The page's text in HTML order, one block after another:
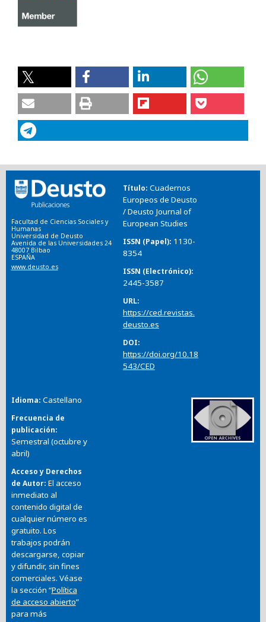
Facultad de Ciencias Sociales y
Humanas
Universidad de Deusto
Avenida de las Universidades 24
48007 Bilbao
ESPAÑA
www.deusto.es
Título Cuadernos
Europeos de Deusto
/ Deusto Journal of
European Studies
ISSN (Papel) 1130-
8354
ISSN (Electrónico)
2445-3587
URL
https://ced.revistas.
deusto.es
DOI
https://doi.org/10.18
543/CED
Idioma Castellano
Frecuencia de
publicación
Semestral (octubre y
abril)
Acceso y Derechos
de Autor El acceso
inmediato al
contenido digital de
cualquier número es
gratuito. Los
trabajos podrán
descargarse, copiar
y difundir, sin fines
comerciales. Véase
la sección “Política
de acceso abierto”
para más